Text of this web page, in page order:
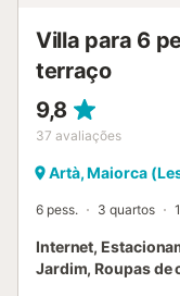
Villa para 6
terraço
9,8
37 avaliações
Artà, Maiorca
6 pess. 3 quartos
Internet,
Jardim, Roupas de